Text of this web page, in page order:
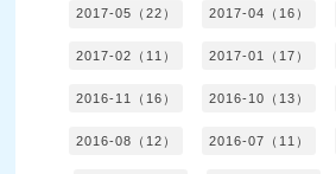
2017-05（22） 2017-04（16）
2017-02（11） 2017-01（17）
2016-11（16） 2016-10（13）
2016-08（12） 2016-07（11）